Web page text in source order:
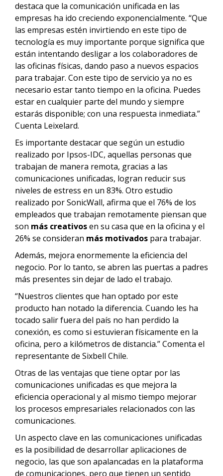
destaca que la comunicación unificada en las
empresas ha ido creciendo exponencialmente. “Que
las empresas estén invirtiendo en este tipo de
tecnología es muy importante porque significa que
están intentando desligar a los colaboradores de
las oficinas físicas, dando paso a nuevos espacios
para trabajar. Con este tipo de servicio ya no es
necesario estar tanto tiempo en la oficina. Puedes
estar en cualquier parte del mundo y siempre
estarás disponible; con una respuesta inmediata.”
Cuenta Leixelard.
Es importante destacar que según un estudio
realizado por Ipsos-IDC, aquellas personas que
trabajan de manera remota, gracias a las
comunicaciones unificadas, logran reducir sus
niveles de estress en un 83%. Otro estudio
realizado por SonicWall, afirma que el 76% de los
empleados que trabajan remotamente piensan que
son más creativosen su casa que en la oficina y el
26% se consideran más motivados para trabajar.
Además, mejora enormemente la eficiencia del
negocio. Por lo tanto, se abren las puertas a padres
más presentes sin dejar de lado el trabajo.
“Nuestros clientes que han optado por este
producto han notado la diferencia. Cuando les ha
tocado salir fuera del país no han perdido la
conexión, es como si estuvieran físicamente en la
oficina, pero a kilómetros de distancia.” Comenta el
representante de Sixbell Chile.
Otras de las ventajas que tiene optar por las
comunicaciones unificadas es que mejora la
eficiencia operacional y al mismo tiempo mejorar
los procesos empresariales relacionados con las
comunicaciones.
Un aspecto clave en las comunicaciones unificadas
es la posibilidad de desarrollar aplicaciones de
negocio, las que son apalancadas en la plataforma
de comunicaciones, pero que tienen un sentido